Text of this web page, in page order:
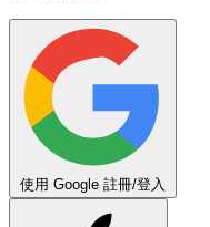
使用 Google 註冊/登入